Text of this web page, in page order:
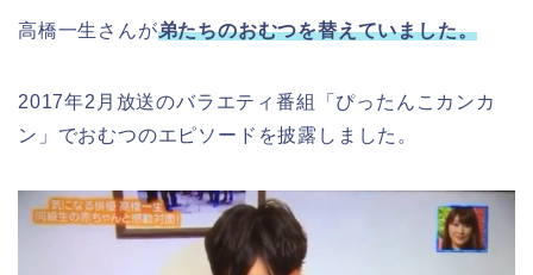
高橋一生さんが弟たちのおむつを替えていました。
2017年2月放送のバラエティ番組「ぴったんこカンカ
ン」でおむつのエピソードを披露しました。